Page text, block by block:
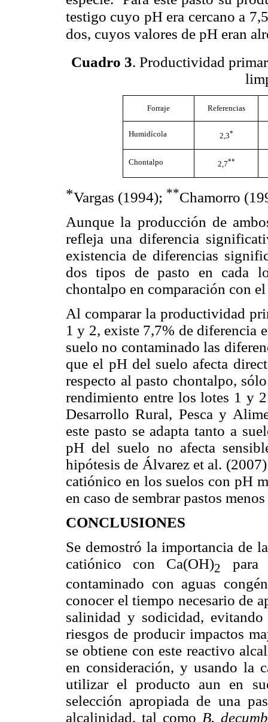
testigo cuyo pH era cercano a
dos, cuyos valores de pH eran
Cuadro 3. Productividad
Forraje Referencias
Humidícola 2,3*
Chontalpo 2,7**
*Vargas (1994); **Chamorro
Aunque la producción de
refleja una diferencia
existencia de diferencias
dos tipos de pasto en cada
chontalpo en comparación con
Al comparar la productividad
1 y 2, existe 7,7% de diferencia
suelo no contaminado las
que el pH del suelo afecta
respecto al pasto chontalpo,
rendimiento entre los lotes 1 y
Desarrollo Rural, Pesca y
este pasto se adapta tanto a
pH del suelo no afecta
hipótesis de Álvarez et al.
catiónico en los suelos con pH
en caso de sembrar pastos
CONCLUSIONES
Se demostró la importancia de
catiónico con Ca(OH)2
para
contaminado con aguas
conocer el tiempo necesario de
salinidad y sodicidad,
riesgos de producir impactos
se obtiene con este reactivo
en consideración, y usando la
utilizar el producto aun en
selección apropiada de una
alcalinidad, tal como B.